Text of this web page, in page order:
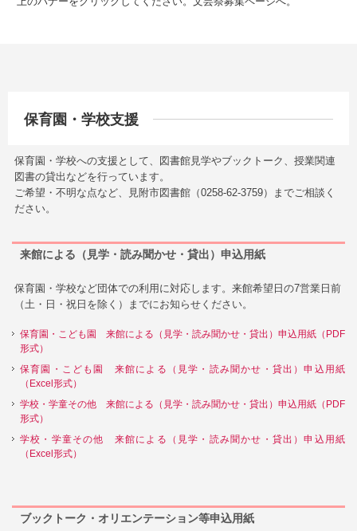
保育園・学校支援
保育園・学校への支援として、図書館見学やブックトーク、授業関連
図書の貸出などを行っています。
ご希望・不明な点など、見附市図書館（0258-62-3759）までご相談く
ださい。
来館による（見学・読み聞かせ・貸出）申込用紙
保育園・学校など団体での利用に対応します。来館希望日の7営業日前
（土・日・祝日を除く）までにお知らせください。
保育園・こども園 来館による（見学・読み聞かせ・貸出）申込用紙（PDF
形式）
保育園・こども園 来館による（見学・読み聞かせ・貸出）申込用紙
（Excel形式）
学校・学童その他 来館による（見学・読み聞かせ・貸出）申込用紙（PDF
形式）
学校・学童その他 来館による（見学・読み聞かせ・貸出）申込用紙
（Excel形式）
ブックトーク・オリエンテーション等申込用紙